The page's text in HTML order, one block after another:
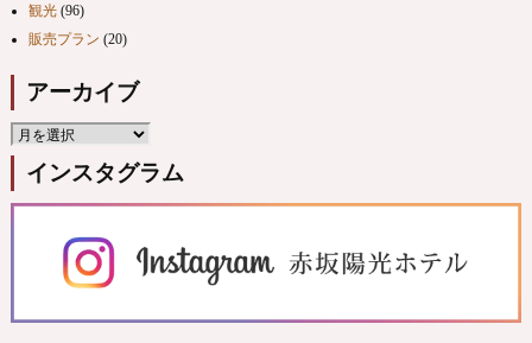
観光(96)
販売プラン (20)
アーカイブ
インスタグラム